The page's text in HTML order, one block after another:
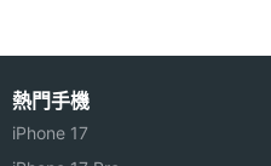
NB 音樂播放
影片播放
熱門手機
iPhone 17